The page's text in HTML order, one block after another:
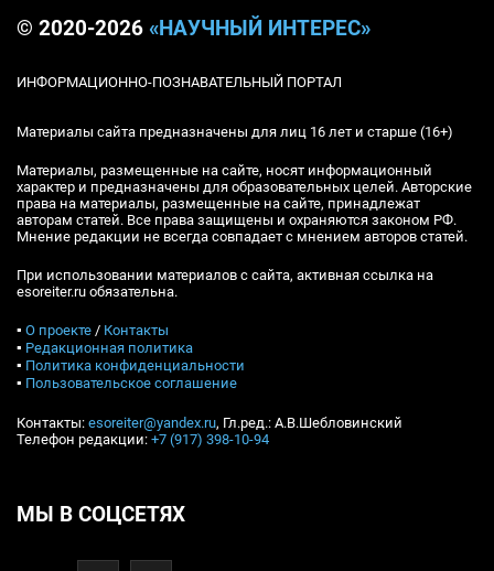
© 2020-2026 «НАУЧНЫЙ ИНТЕРЕС»
ИНФОРМАЦИОННО-ПОЗНАВАТЕЛЬНЫЙ ПОРТАЛ
Материалы сайта предназначены для лиц 16 лет и старше (16+)
Материалы, размещенные на сайте, носят информационный
характер и предназначены для образовательных целей. Авторские
права на материалы, размещенные на сайте, принадлежат
авторам статей. Все права защищены и охраняются законом РФ.
Мнение редакции не всегда совпадает с мнением авторов статей.
При использовании материалов с сайта, активная ссылка на
esoreiter.ru обязательна.
▪ О проекте / Контакты
▪ Редакционная политика
▪ Политика конфиденциальности
▪ Пользовательское соглашение
Контакты: esoreiter@yandex.ru, Гл.ред.: А.В.Шебловинский
Телефон редакции: +7 (917) 398-10-94
МЫ В СОЦСЕТЯХ